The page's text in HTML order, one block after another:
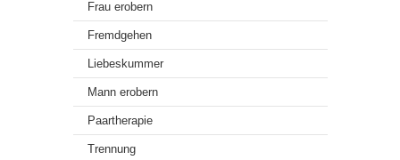
Frau erobern
Fremdgehen
Liebeskummer
Mann erobern
Paartherapie
Trennung